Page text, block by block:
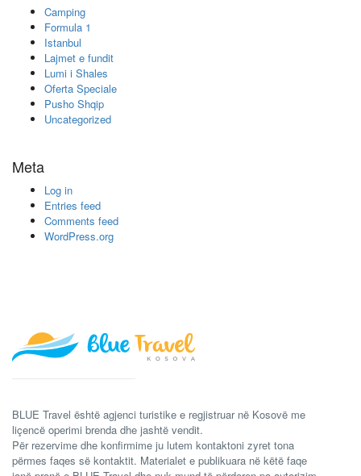
Camping
Formula 1
Istanbul
Lajmet e fundit
Lumi i Shales
Oferta Speciale
Pusho Shqip
Uncategorized
Meta
Log in
Entries feed
Comments feed
WordPress.org
BLUE Travel është agjenci turistike e regjistruar në Kosovë me
liçencë operimi brenda dhe jashtë vendit.
Për rezervime dhe konfirmime ju lutem kontaktoni zyret tona
përmes faqes së kontaktit. Materialet e publikuara në këtë faqe